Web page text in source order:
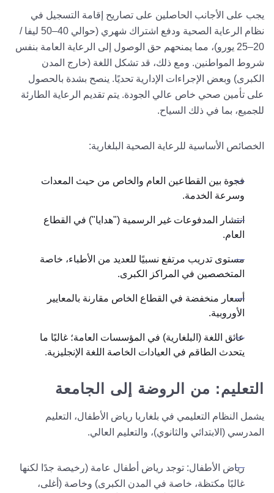
يجب على الأجانب الحاصلين على تصاريح إقامة التسجيل في
نظام الرعاية الصحية ودفع اشتراك شهري (حوالي 40–50 ليفا /
20–25 يورو)، مما يمنحهم حق الوصول إلى الرعاية العامة بنفس
شروط المواطنين. ومع ذلك، قد تشكل اللغة (خارج المدن
الكبرى) وبعض الإجراءات الإدارية تحديًا. ينصح بشدة بالحصول
على تأمين صحي خاص عالي الجودة. يتم تقديم الرعاية الطارئة
للجميع، بما في ذلك السياح.
الخصائص الأساسية للرعاية الصحية البلغارية:
فجوة بين القطاعين العام والخاص من حيث المعدات
وسرعة الخدمة.
انتشار المدفوعات غير الرسمية ("هدايا") في القطاع
العام.
مستوى تدريب مرتفع نسبيًا للعديد من الأطباء، خاصة
المتخصصين في المراكز الكبرى.
أسعار منخفضة في القطاع الخاص مقارنة بالمعايير
الأوروبية.
عائق اللغة (البلغارية) في المؤسسات العامة؛ غالبًا ما
يتحدث الطاقم في العيادات الخاصة اللغة الإنجليزية.
التعليم: من الروضة إلى الجامعة
يشمل النظام التعليمي في بلغاريا رياض الأطفال، التعليم
المدرسي (الابتدائي والثانوي)، والتعليم العالي.
رياض الأطفال: توجد رياض أطفال عامة (رخيصة جدًا لكنها
غالبًا مكتظة، خاصة في المدن الكبرى) وخاصة (أغلى،